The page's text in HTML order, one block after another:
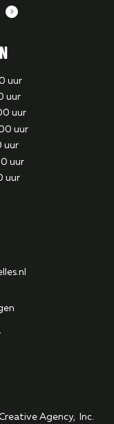
uur
uur
uur
uur
uur
uur
uur
Agency, Inc.